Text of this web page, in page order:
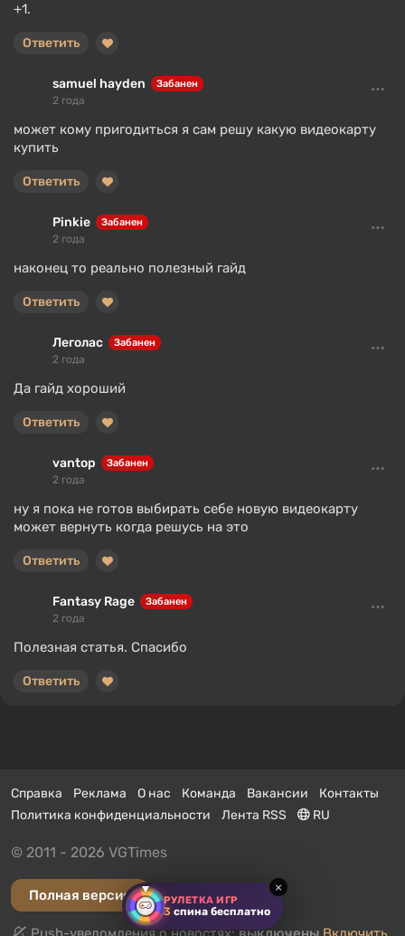
РУЛЕТКА ИГР
3 спина бесплатно
×
+1.
Ответить
samuel hayden Забанен
2 года
может кому пригодиться я сам решу какую видеокарту
купить
Ответить
Pinkie Забанен
2 года
наконец то реально полезный гайд
Ответить
Леголас Забанен
2 года
Да гайд хороший
Ответить
vantop Забанен
2 года
ну я пока не готов выбирать себе новую видеокарту
может вернуть когда решусь на это
Ответить
Fantasy Rage Забанен
2 года
Полезная статья. Спасибо
Ответить
Справка Реклама О нас Команда Вакансии
Контакты
Политика конфиденциальности
Лента RSS RU
© 2011 - 2026 VGTimes
Полная версия